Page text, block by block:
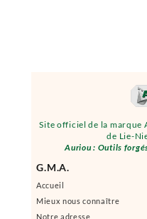
Site officiel de la marque
de Lie-
Auriou : Outils
G.M.A.
Accueil
Mieux nous connaître
Notre adresse